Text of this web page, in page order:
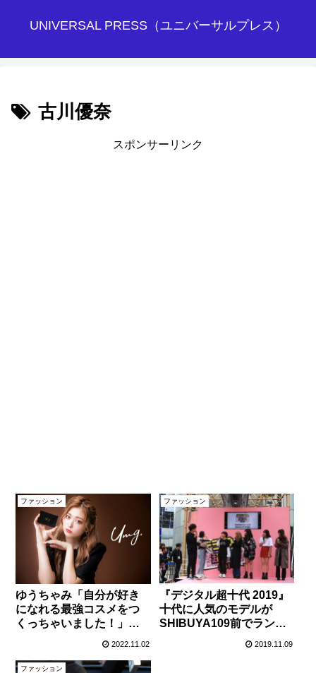
UNIVERSAL PRESS（ユニバーサルプレス）
古川優奈
スポンサーリンク
ファッション
ゆうちゃみ「自分が好き
になれる最強コスメをつ
くっちゃいました！」
2022.11.02
ファッション
『デジタル超十代 2019』
十代に人気のモデルが
SHIBUYA109前でランウ
2019.11.09
ファッション